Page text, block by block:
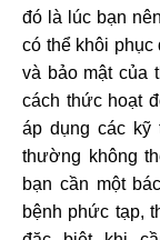
đó là lúc bạn
có thể khôi phục
và bảo mật của
cách thức hoạt
áp dụng các kỹ
thường không
bạn cần một
bệnh phức tạp,